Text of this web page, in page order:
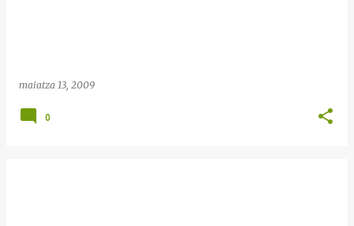
maiatza 13, 2009
0